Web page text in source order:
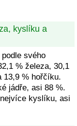
kyslíku a
svého
% železa, 30,1
13,9 % hořčíku.
jádře, asi 88 %.
kyslíku, asi